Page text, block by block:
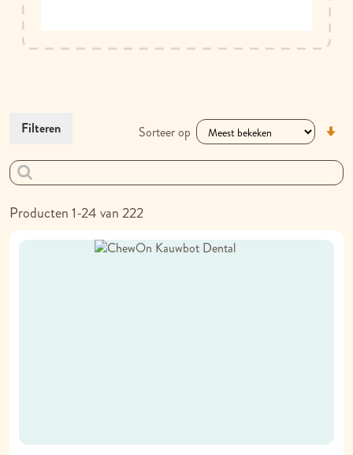
Producten1-24van222
Sorteer op
Filteren